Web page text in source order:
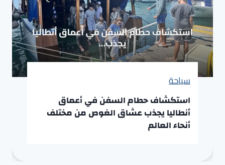
سياحة
استكشاف حطام السفن في أعماق
أنطاليا يجذب عشاق الغوص من مختلف
أنحاء العالم